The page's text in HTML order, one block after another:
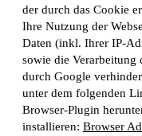
der durch das Cookie
Ihre Nutzung der
Daten (inkl. Ihrer IP-
sowie die Verarbeitung
durch Google
unter dem folgenden
Browser-Plugin
installieren: Browser